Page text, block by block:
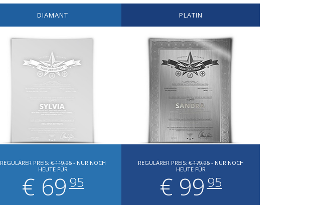
DIAMANT
REGULÄRER PREIS:€ 119,95- NUR NOCH
HEUTE FÜR
€ 69 95
PLATIN
REGULÄRER PREIS:€ 179,95- NUR NOCH
HEUTE FÜR
€ 99 95